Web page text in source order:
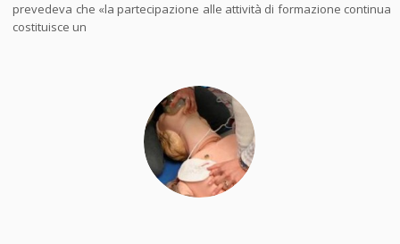
prevedeva che «la partecipazione alle attività di formazione continua
costituisce un